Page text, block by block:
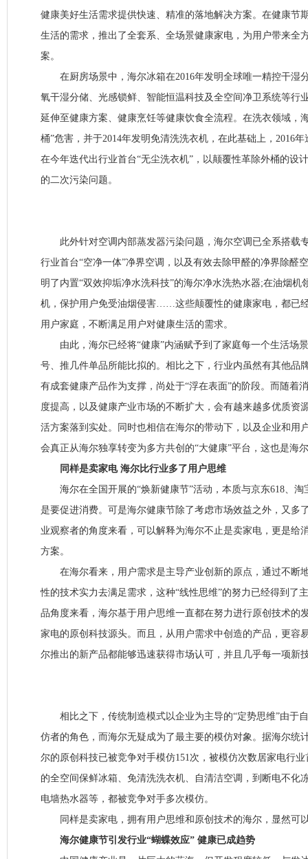
健康美好生活需求提供快速、精准的落地解决方案。在健康节
生活的需求，推出了全套系、全场景健康家电，为用户带来全
案。
在厨房场景中，海尔冰箱在2016年发明全球唯一精控干湿
氧干湿分储、光感锁鲜、智能恒温科技及全空间净卫系统等行
延伸至健康方案、健康烹饪等健康饮食全流程。在洗衣领域，
桶”危害，并于2014年发明免清洗洗衣机，在此基础上，2016
在今年迭代出行业首台“无尘洗衣机”，以颠覆性革除外桶的设
的二次污染问题。
此外针对空调内部蒸发器污染问题，海尔空调已全系搭载
行业首台“空净一体”净界空调，以及有效去除甲醛的净界除醛
明了内置“双效抑垢净水洗科技”的海尔净水洗热水器;在油烟机
机，保护用户免受油烟侵害……这些颠覆性的健康家电，都已
用户家庭，不断满足用户对健康生活的需求。
由此，海尔已经将“健康”内涵赋予到了家庭每一个生活场
号、推几件单品所能比拟的。相比之下，行业内虽然有其他品
有成套健康产品作为支撑，尚处于“浮在表面”的阶段。而随着
度提高，以及健康产业市场的不断扩大，会有越来越多优质资
活方案落到实处。同时也相信在海尔的带动下，以及企业和用
会真正从海尔独享转变为多方共创的“大健康”平台，这也是海
同样是卖家电 海尔比行业多了用户思维
海尔在全国开展的“焕新健康节”活动，本质与京东618、淘
是要促进消费。可是海尔健康节除了考虑市场效益之外，又多
业观察者的角度来看，可以解释为海尔不止是卖家电，更是给
方案。
在海尔看来，用户需求是主导产业创新的原点，通过不断
性的技术实力去满足需求，这种“线性思维”的努力已经得到了
品角度来看，海尔基于用户思维一直都在努力进行原创技术的
家电的原创科技源头。而且，从用户需求中创造的产品，更容
尔推出的新产品都能够迅速获得市场认可，并且几乎每一项新
相比之下，传统制造模式以企业为主导的“定势思维”由于
仿者的角色，而海尔无疑成为了最主要的模仿对象。据海尔统
尔的原创科技已被竞争对手模仿151次，被模仿次数居家电行
的全空间保鲜冰箱、免清洗洗衣机、自清洁空调，到断电不化
电墙热水器等，都被竞争对手多次模仿。
同样是卖家电，拥有用户思维和原创技术的海尔，显然可
海尔健康节引发行业“蝴蝶效应” 健康已成趋势